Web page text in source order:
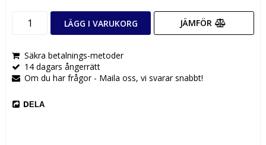
LÄGG I VARUKORG JÄMFÖR
Säkra betalnings-metoder
14 dagars ångerrätt
Om du har frågor - Maila oss, vi svarar snabbt!
DELA